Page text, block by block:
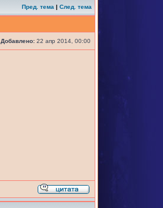
Пред. тема | След. тема
Добавлено: 22 апр 2014, 00:00